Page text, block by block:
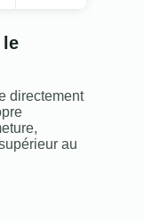
le
directement
au